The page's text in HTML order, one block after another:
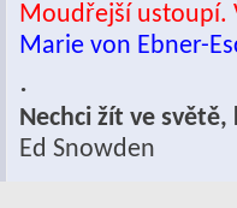
Moudřejší ustoupí.
Marie von Ebner-
.
Nechci žít ve
Ed Snowden